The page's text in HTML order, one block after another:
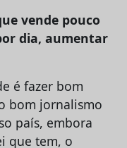
vende pouco
dia, aumentar
é fazer bom
bom jornalismo
país, embora
que tem, o